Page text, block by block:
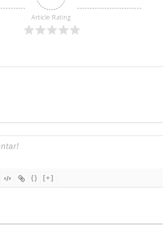
Article Rating
{} [+]